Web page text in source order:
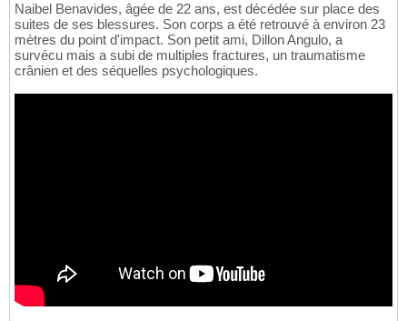
Naibel Benavides, âgée de 22 ans, est décédée sur place des
suites de ses blessures. Son corps a été retrouvé à environ 23
mètres du point d'impact. Son petit ami, Dillon Angulo, a
survécu mais a subi de multiples fractures, un traumatisme
crânien et des séquelles psychologiques.